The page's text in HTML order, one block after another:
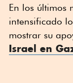
En los últimos
intensificado
mostrar su
Israel en